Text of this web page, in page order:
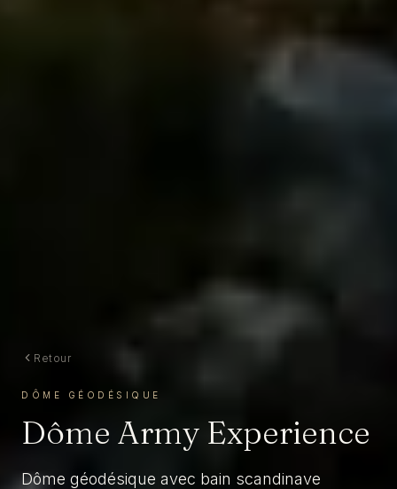
Retour
DÔME GÉODÉSIQUE
Dôme Army Experience
Dôme géodésique avec bain scandinave